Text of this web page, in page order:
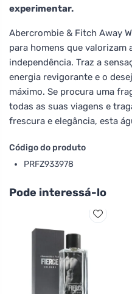
experimentar.
Abercrombie & Fitch Away
para homens que valorizam
independência. Traz a
energia revigorante e o
máximo. Se procura uma
todas as suas viagens e
frescura e elegância, esta
Código do produto
PRFZ933978
Pode interessá-lo